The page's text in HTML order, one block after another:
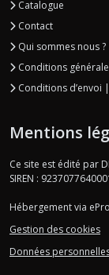
Catalogue
Contact
Qui sommes nous ?
Conditions
Conditions d’envoi
Mentions
Ce site est édité par
SIREN :
Hébergement via
Gestion des cookies
Données